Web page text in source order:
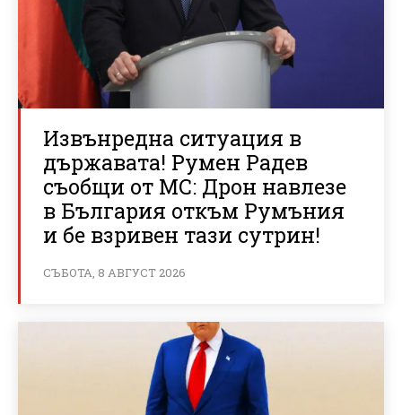
Извънредна ситуация в
държавата! Румен Радев
съобщи от МС: Дрон навлезе
в България откъм Румъния
и бе взривен тази сутрин!
СЪБОТА, 8 АВГУСТ 2026